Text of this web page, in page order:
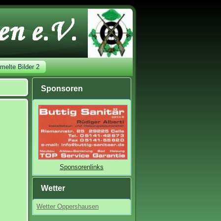
Bilder 2
Sponsoren
Sponsorenlinks
Wetter
Wetter Oppershausen